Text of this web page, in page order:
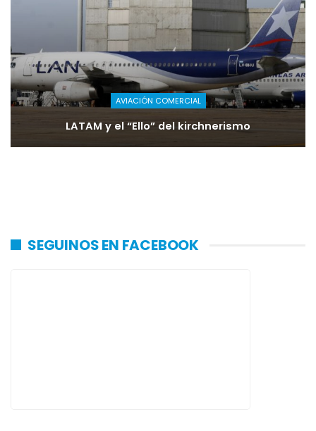
AVIACIÓN COMERCIAL
LATAM y el “Ello” del kirchnerismo
SEGUINOS EN FACEBOOK